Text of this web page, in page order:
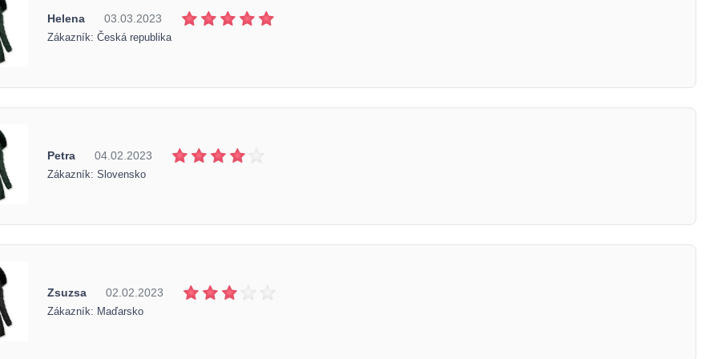
Helena 03.03.2023
Zákazník: Česká republika
Petra 04.02.2023
Zákazník: Slovensko
Zsuzsa 02.02.2023
Zákazník: Maďarsko